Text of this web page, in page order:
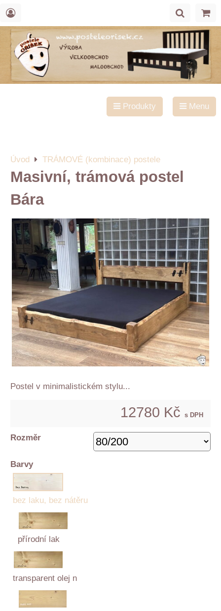
Produkty Menu
Úvod TRÁMOVÉ (kombinace) postele
Masivní, trámová postel
Bára
Postel v minimalistickém stylu...
12780 Kč s DPH
Rozměr
Barvy
bez laku, bez nátěru
přírodní lak
transparent olej n